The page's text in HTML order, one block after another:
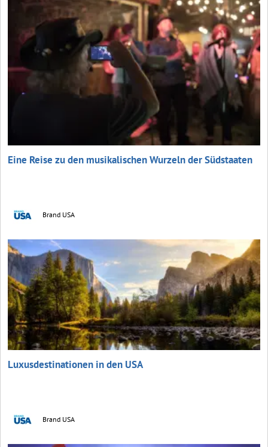
Eine Reise zu den musikalischen Wurzeln der Südstaaten
Brand USA
Luxusdestinationen in den USA
Brand USA